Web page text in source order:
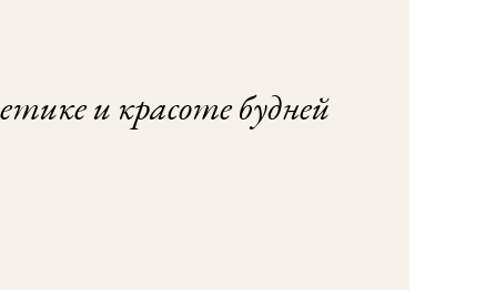
и красоте будней